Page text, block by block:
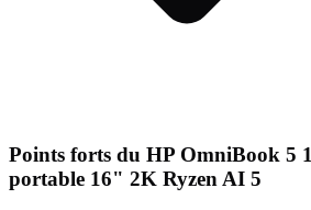
Points forts du HP OmniBook 5
portable 16" 2K Ryzen AI 5